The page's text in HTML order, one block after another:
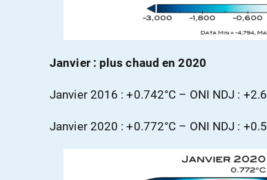
Janvier : plus chaud en 2020
Janvier 2016 : +0.742°C – ONI NDJ : +2.6
Janvier 2020 : +0.772°C – ONI NDJ : +0.5